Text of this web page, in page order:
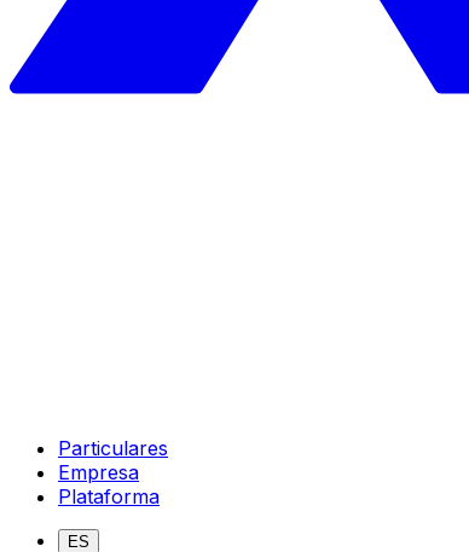
Particulares
Empresa
Plataforma
ES